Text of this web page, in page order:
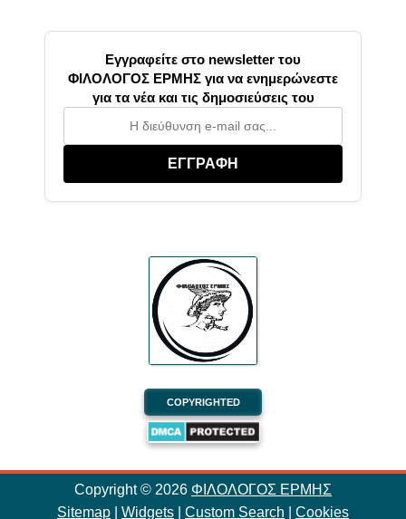
Εγγραφείτε στο newsletter του
ΦΙΛΟΛΟΓΟΣ ΕΡΜΗΣ για να ενημερώνεστε
για τα νέα και τις δημοσιεύσεις του
ΕΓΓΡΑΦΗ
COPYRIGHTED
Copyright © 2026 ΦΙΛΟΛΟΓΟΣ ΕΡΜΗΣ
Sitemap
Widgets Custom Search Cookies